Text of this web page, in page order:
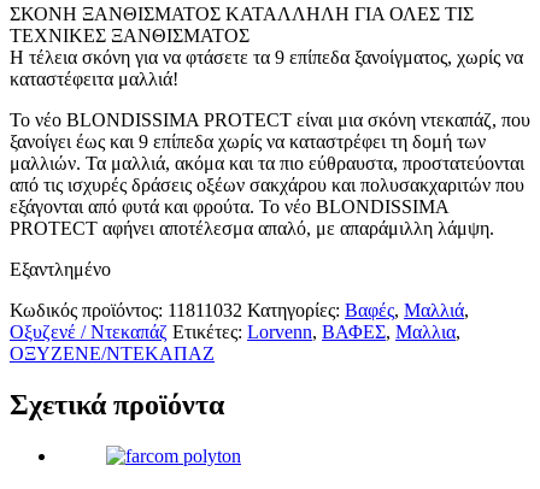
ΣΚΟΝΗ ΞΑΝΘΙΣΜΑΤΟΣ ΚΑΤΑΛΛΗΛΗ ΓΙΑ ΟΛΕΣ ΤΙΣ
ΤΕΧΝΙΚΕΣ ΞΑΝΘΙΣΜΑΤΟΣ
Η τέλεια σκόνη για να φτάσετε τα 9 επίπεδα ξανοίγματος, χωρίς να
καταστέφειτα μαλλιά!
Το νέο BLONDISSIMA PROTECT είναι μια σκόνη ντεκαπάζ, που
ξανοίγει έως και 9 επίπεδα χωρίς να καταστρέφει τη δομή των
μαλλιών. Τα μαλλιά, ακόμα και τα πιο εύθραυστα, προστατεύονται
από τις ισχυρές δράσεις οξέων σακχάρου και πολυσακχαριτών που
εξάγονται από φυτά και φρούτα. Το νέο BLONDISSIMA
PROTECT αφήνει αποτέλεσμα απαλό, με απαράμιλλη λάμψη.
Εξαντλημένο
Κωδικός προϊόντος: 11811032 Κατηγορίες: Βαφές, Μαλλιά,
Οξυζενέ / Ντεκαπάζ Ετικέτες: Lorvenn, ΒΑΦΕΣ, Μαλλια,
ΟΞΥΖΕΝΕ/ΝΤΕΚΑΠΑΖ
Σχετικά προϊόντα